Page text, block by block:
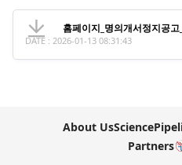
홈페이지_명의개서정지공
DATE : 2026-01-13 08:31:43
About UsScience
Partners